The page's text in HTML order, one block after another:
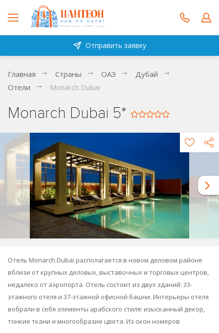
Отправить заявку
Главная Страны ОАЭ
Дубай
Отели
Monarch Dubai
Monarch Dubai 5*
Отель Monarch Dubai располагается в новом деловом районе
вблизи от крупных деловых, выставочных и торговых центров,
недалеко от аэропорта. Отель состоит из двух зданий: 33-
этажного отеля и 37-этажной офисной башни. Интерьеры отеля
вобрали в себя элементы арабского стиля: изысканный декор,
тонкие ткани и многообразие цвета. Из окон номеров